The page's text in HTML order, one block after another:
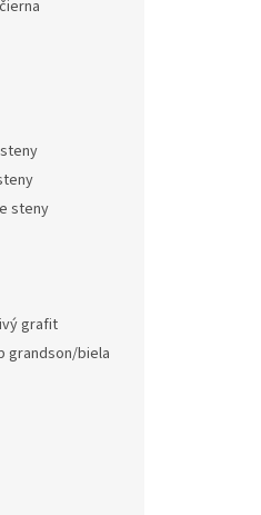
steny
grafit
grandson/biela